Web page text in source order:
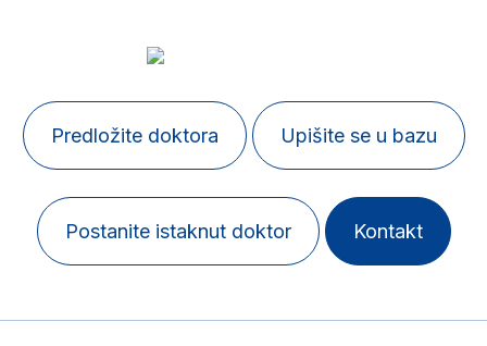
Predložite doktora Upišite se u bazu
Postanite istaknut doktor Kontakt